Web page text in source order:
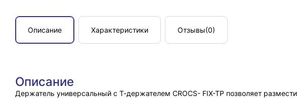
Описание Характеристики Отзывы(0)
Описание
Держатель универсальный с Т-держателем CROCS- FIX-TP позволяет